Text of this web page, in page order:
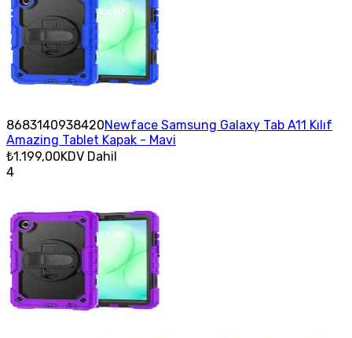
8683140938420Newface Samsung Galaxy Tab A11 Kılıf
Amazing Tablet Kapak - Mavi
₺1.199,00KDV Dahil
4